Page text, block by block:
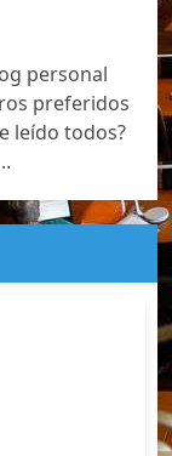
personal
preferidos
leído todos?